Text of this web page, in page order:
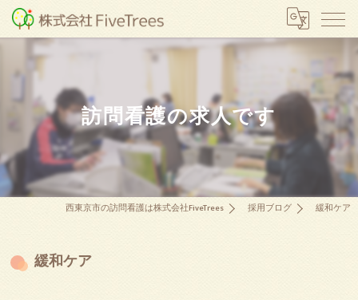
訪問看護の求人です
西東京市の訪問看護は株式会社FiveTrees 採用ブログ 緩和ケア
緩和ケア